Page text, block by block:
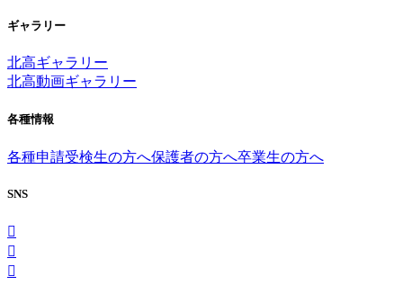
ギャラリー
北高ギャラリー
北高動画ギャラリー
各種情報
各種申請受検生の方へ保護者の方へ卒業生の方へ
SNS